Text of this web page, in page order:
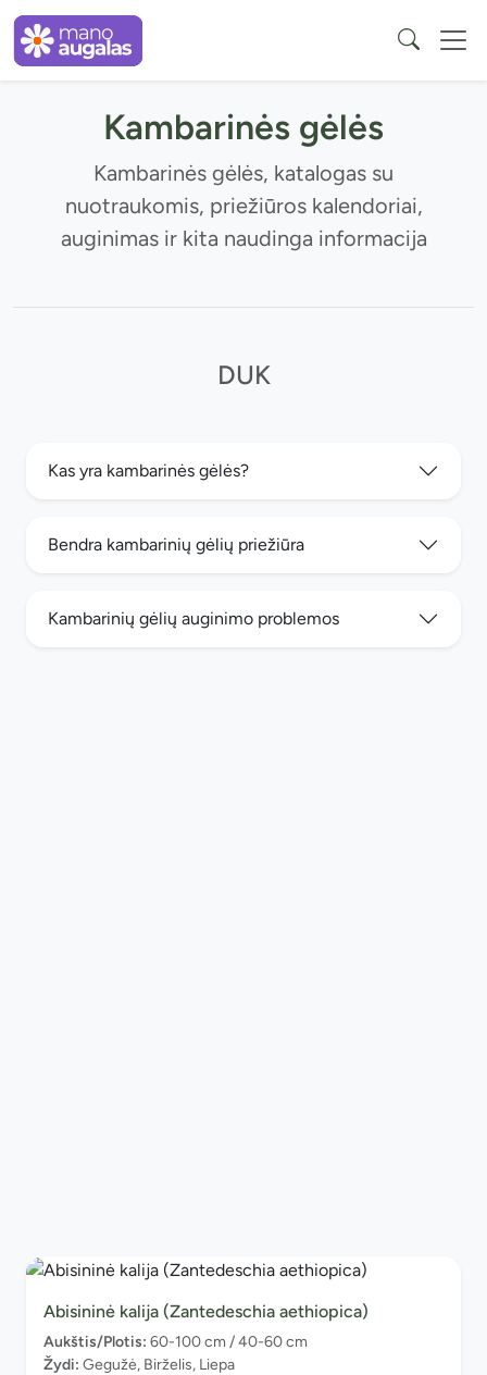
Kambarinės gėlės
Kambarinės gėlės, katalogas su
nuotraukomis, priežiūros kalendoriai,
auginimas ir kita naudinga informacija
DUK
Kas yra kambarinės gėlės?
Bendra kambarinių gėlių priežiūra
Kambarinių gėlių auginimo problemos
Abisininė kalija (Zantedeschia aethiopica)
Aukštis/Plotis: 60-100 cm / 40-60 cm
Žydi: Gegužė, Birželis, Liepa